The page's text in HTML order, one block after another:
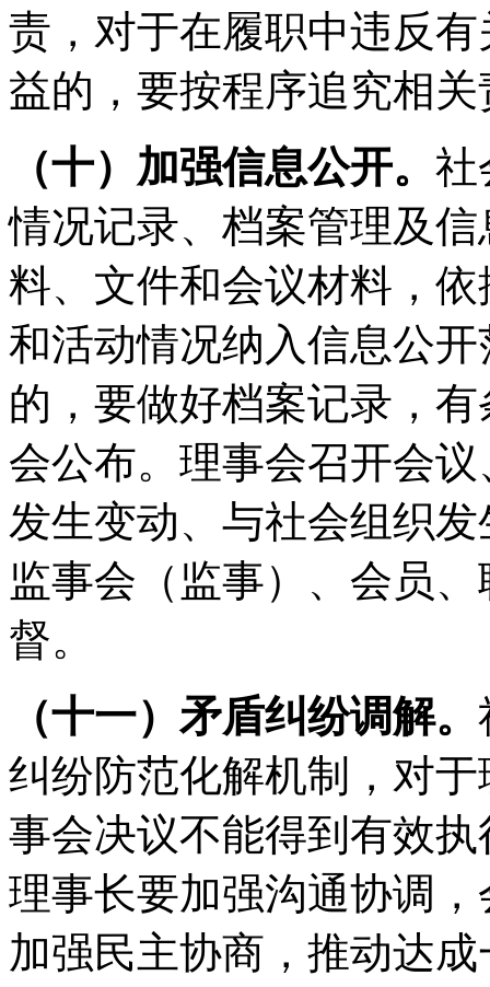
责，对于在履职中违反
益的，要按程序追究相关
（十）加强信息公开。 社
情况记录、档案管理及
料、文件和会议材料，
和活动情况纳入信息公
的，要做好档案记录，
会公布。理事会召开会
发生变动、与社会组织
监事会（监事）、会员
督。
（十一）矛盾纠纷调解。
纠纷防范化解机制，对
事会决议不能得到有效
理事长要加强沟通协调
加强民主协商，推动达